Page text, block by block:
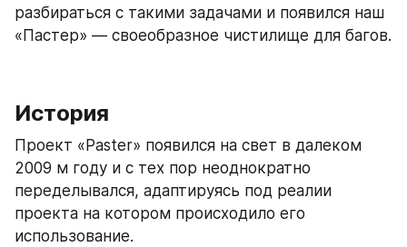
разбираться с такими задачами и появился наш
«Пастер» — своеобразное чистилище для багов.
История
Проект «Paster» появился на свет в далеком
2009 м году и с тех пор неоднократно
переделывался, адаптируясь под реалии
проекта на котором происходило его
использование.